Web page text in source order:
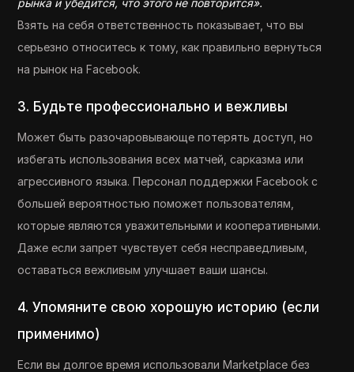
Взять на себя ответственность показывает, что вы
серьезно относитесь к тому, как правильно вернуться
на рынок на Facebook.
3. Будьте профессионально и вежливы
Может быть разочаровывающе потерять доступ, но
избегать использования всех матчей, сарказма или
агрессивного языка. Персонал поддержки Facebook с
большей вероятностью поможет пользователям,
которые являются уважительными и кооперативными.
Даже если запрет чувствует себя несправедливым,
оставаться вежливым улучшает ваши шансы.
4. Упомяните свою хорошую историю (если
применимо)
Если вы долгое время использовали Marketplace без